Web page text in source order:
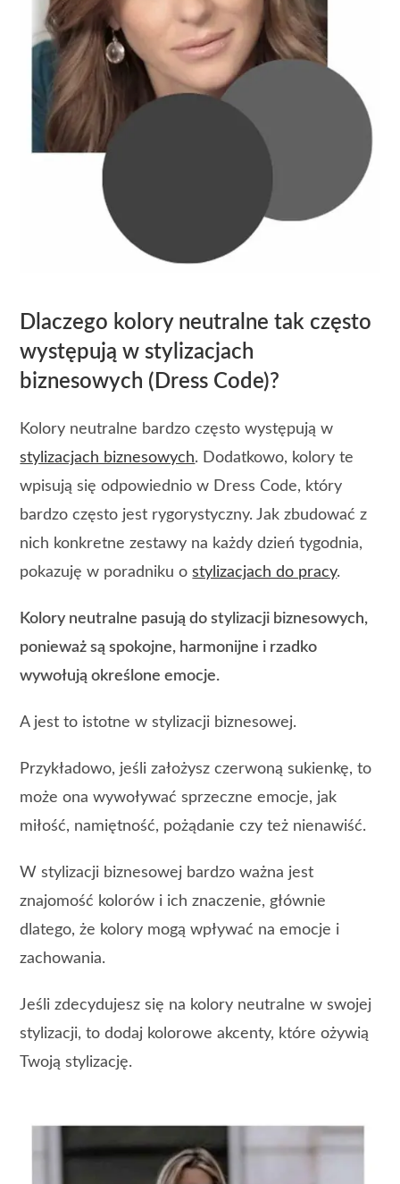
Dlaczego kolory neutralne tak często
występują w stylizacjach
biznesowych (Dress Code)?
Kolory neutralne bardzo często występują w
stylizacjach biznesowych. Dodatkowo, kolory te
wpisują się odpowiednio w Dress Code, który
bardzo często jest rygorystyczny. Jak zbudować z
nich konkretne zestawy na każdy dzień tygodnia,
pokazuję w poradniku ostylizacjach do pracy.
Kolory neutralne pasują do stylizacji biznesowych,
ponieważ są spokojne, harmonijne i rzadko
wywołują określone emocje.
A jest to istotne w stylizacji biznesowej.
Przykładowo, jeśli założysz czerwoną sukienkę, to
może ona wywoływać sprzeczne emocje, jak
miłość, namiętność, pożądanie czy też nienawiść.
W stylizacji biznesowej bardzo ważna jest
znajomość kolorów i ich znaczenie, głównie
dlatego, że kolory mogą wpływać na emocje i
zachowania.
Jeśli zdecydujesz się na kolory neutralne w swojej
stylizacji, to dodaj kolorowe akcenty, które ożywią
Twoją stylizację.